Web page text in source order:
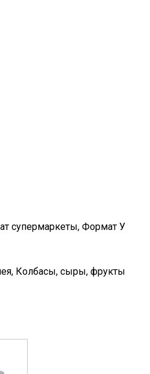
супермаркеты, Формат У
Колбасы, сыры, фрукты